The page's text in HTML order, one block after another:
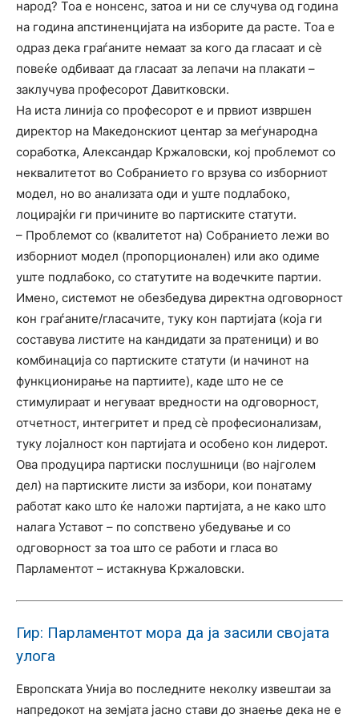
народ? Тоа е нонсенс, затоа и ни се случува од година
на година апстиненцијата на изборите да расте. Тоа е
одраз дека граѓаните немаат за кого да гласаат и сè
повеќе одбиваат да гласаат за лепачи на плакати –
заклучува професорот Давитковски.
На иста линија со професорот е и првиот извршен
директор на Македонскиот центар за меѓународна
соработка, Александар Кржаловски, кој проблемот со
неквалитетот во Собранието го врзува со изборниот
модел, но во анализата оди и уште подлабоко,
лоцирајќи ги причините во партиските статути.
– Проблемот со (квалитетот на) Собранието лежи во
изборниот модел (пропорционален) или ако одиме
уште подлабоко, со статутите на водечките партии.
Имено, системот не обезбедува директна одговорност
кон граѓаните/гласачите, туку кон партијата (која ги
составува листите на кандидати за пратеници) и во
комбинација со партиските статути (и начинот на
функционирање на партиите), каде што не се
стимулираат и негуваат вредности на одговорност,
отчетност, интегритет и пред сè професионализам,
туку лојалност кон партијата и особено кон лидерот.
Ова продуцира партиски послушници (во најголем
дел) на партиските листи за избори, кои понатаму
работат како што ќе наложи партијата, а не како што
налага Уставот – по сопствено убедување и со
одговорност за тоа што се работи и гласа во
Парламентот – истакнува Кржаловски.
Гир: Парламентот мора да ја засили својата
улога
Европската Унија во последните неколку извештаи за
напредокот на земјата јасно стави до знаење дека не е